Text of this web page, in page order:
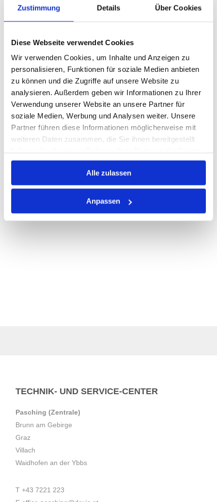
Zustimmung Details Über Cookies
Diese Webseite verwendet Cookies
Wir verwenden Cookies, um Inhalte und Anzeigen zu
personalisieren, Funktionen für soziale Medien anbieten
zu können und die Zugriffe auf unsere Website zu
analysieren. Außerdem geben wir Informationen zu Ihrer
Verwendung unserer Website an unsere Partner für
soziale Medien, Werbung und Analysen weiter. Unsere
Partner führen diese Informationen möglicherweise mit
weiteren Daten zusammen, die Sie ihnen bereitgestellt
gesammelt haben.
Alle zulassen
Anpassen
STK Warenkorb
Nicht auf Lager
TECHNIK- UND SERVICE-CENTER
Pasching (Zentrale)
Brunn am Gebirge
Graz
Villach
Waidhofen an der Ybbs
T +43 7221 223